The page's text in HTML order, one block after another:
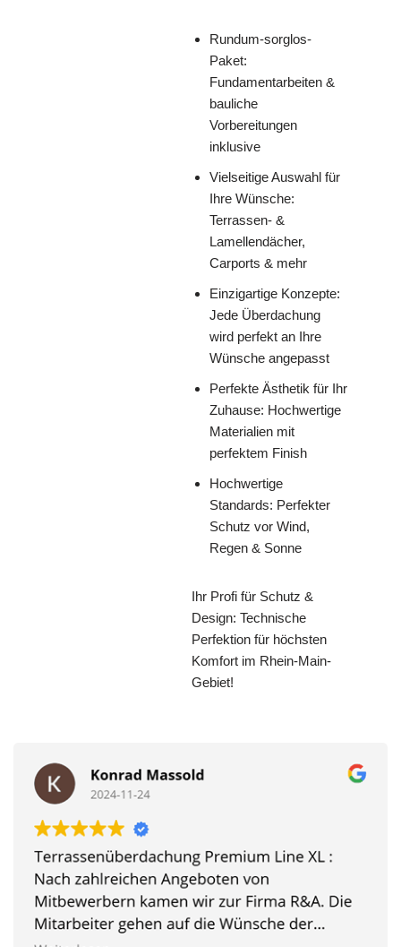
Rundum-sorglos-
Paket:
Fundamentarbeiten &
bauliche
Vorbereitungen
inklusive
Vielseitige Auswahl für
Ihre Wünsche:
Terrassen- &
Lamellendächer,
Carports & mehr
Einzigartige Konzepte:
Jede Überdachung
wird perfekt an Ihre
Wünsche angepasst
Perfekte Ästhetik für Ihr
Zuhause: Hochwertige
Materialien mit
perfektem Finish
Hochwertige
Standards: Perfekter
Schutz vor Wind,
Regen & Sonne
Ihr Profi für Schutz &
Design: Technische
Perfektion für höchsten
Komfort im Rhein-Main-
Gebiet!